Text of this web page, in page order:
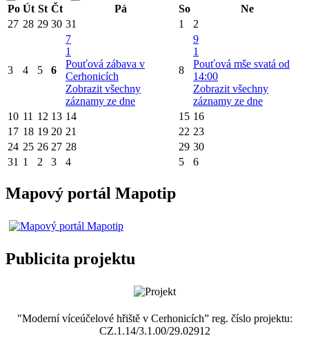
Po Út St Čt Pá So
Ne
27 28 29 30 31 1 2
3 4 5 6
7
1
Pouťová zábava v
Cerhonicích
Zobrazit všechny
záznamy ze dne
8
9
1
Pouťová mše svatá od
14:00
Zobrazit všechny
záznamy ze dne
10 11 12 13 14 15 16
17 18 19 20 21 22 23
24 25 26 27 28 29 30
31 1 2 3 4 5 6
Mapový portál Mapotip
Publicita projektu
"Moderní víceúčelové hřiště v Cerhonicích” reg. číslo projektu:
CZ.1.14/3.1.00/29.02912